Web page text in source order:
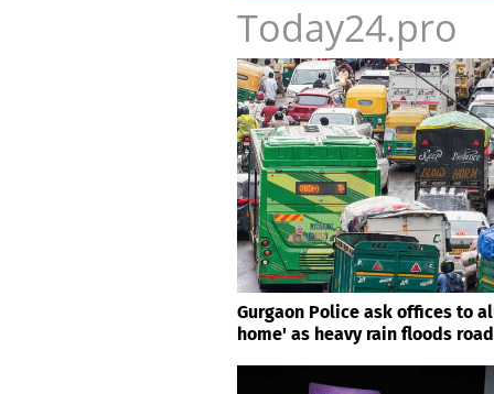
Today24.pro
Gurgaon Police ask offices to
home' as heavy rain floods